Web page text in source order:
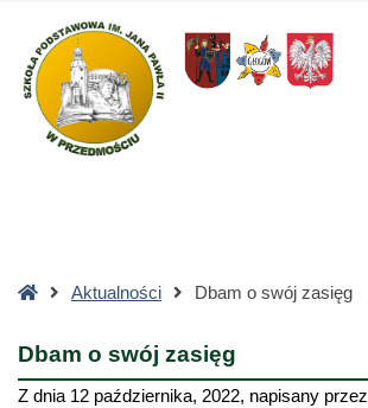
swój
zasięg
StronaAktualności Dbam o swój zasięg
Dbam o swój zasięg
Z dnia 12 października, 2022, napisany przez